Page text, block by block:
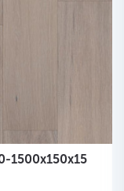
1500х150х15